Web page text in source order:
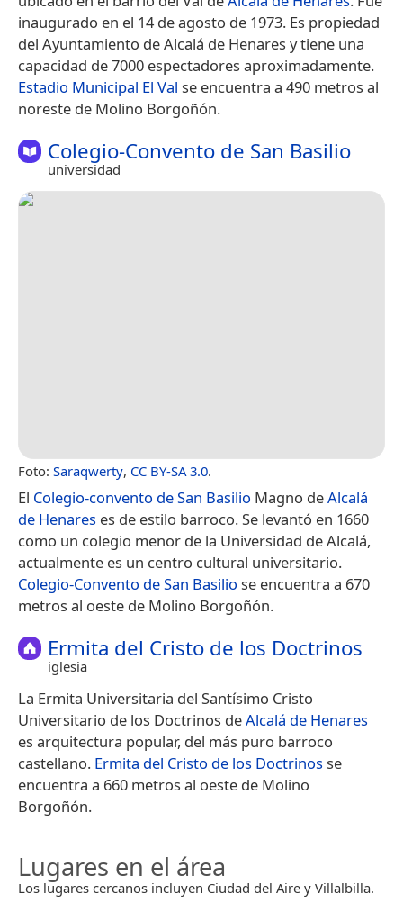
inaugurado en el 14 de agosto de 1973. Es propiedad
del Ayuntamiento de Alcalá de Henares y tiene una
capacidad de 7000 espectadores aproximadamente.
Estadio Municipal El Val se encuentra a 490 metros al
noreste de Molino Borgoñón.
Colegio-Convento de San Basilio
universidad
Foto: Saraqwerty, CC BY-SA 3.0.
El Colegio-convento de San Basilio Magno deAlcalá
de Henares es de estilo barroco. Se levantó en 1660
como un colegio menor de la Universidad de Alcalá,
actualmente es un centro cultural universitario.
Colegio-Convento de San Basilio se encuentra a 670
metros al oeste de Molino Borgoñón.
Ermita del Cristo de los Doctrinos
iglesia
La Ermita Universitaria del Santísimo Cristo
Universitario de los Doctrinos deAlcalá de Henares
es arquitectura popular, del más puro barroco
castellano. Ermita del Cristo de los Doctrinosse
encuentra a 660 metros al oeste de Molino
Borgoñón.
Lugares en el área
Los lugares cercanos incluyen Ciudad del Aire y Villalbilla.